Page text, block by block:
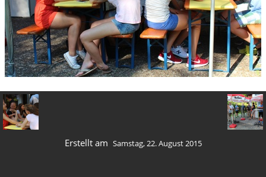
Erstellt am Samstag, 22. August 2015